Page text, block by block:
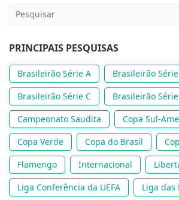
PRINCIPAIS PESQUISAS
Brasileirão Série A
Brasileirão
Brasileirão Série C
Brasileirão
Campeonato Saudita
Copa Sul-
Copa Verde
Copa do Brasil
Flamengo
Internacional
Liga Conferência da UEFA
Liga das